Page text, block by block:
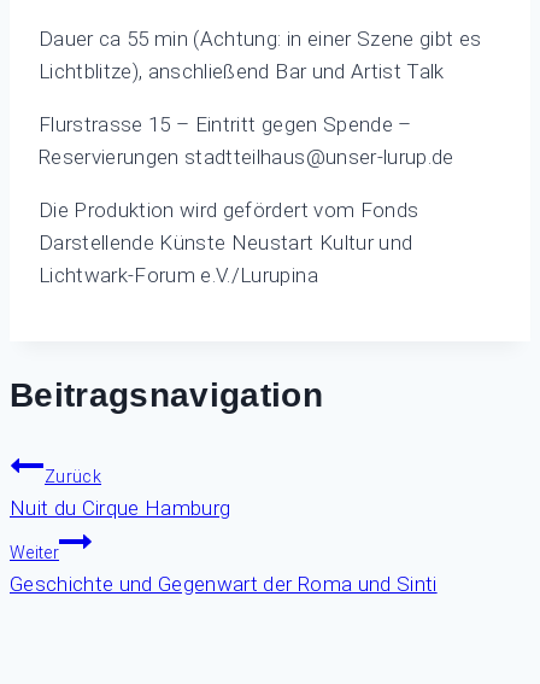
Dauer ca 55 min (Achtung: in einer Szene gibt es
Lichtblitze), anschließend Bar und Artist Talk
Flurstrasse 15 – Eintritt gegen Spende –
Reservierungen stadtteilhaus@unser-lurup.de
Die Produktion wird gefördert vom Fonds
Darstellende Künste Neustart Kultur und
Lichtwark-Forum e.V./Lurupina
Beitragsnavigation
Zurück
Nuit du Cirque Hamburg
Weiter
Geschichte und Gegenwart der Roma und Sinti